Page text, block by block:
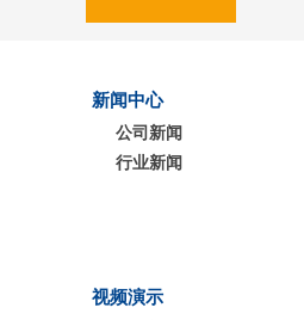
新闻中心
公司新闻
行业新闻
视频演示